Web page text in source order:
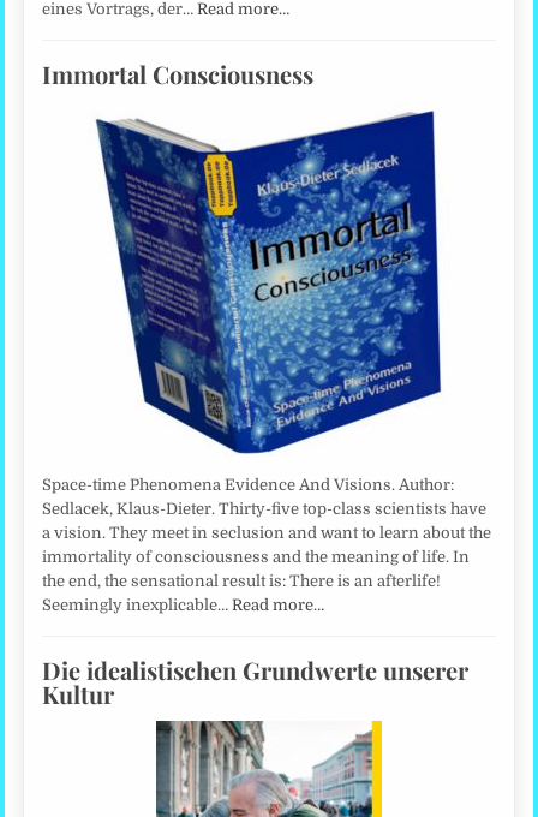
eines Vortrags, der…Read more…
Immortal Consciousness
Space-time Phenomena Evidence And Visions. Author:
Sedlacek, Klaus-Dieter. Thirty-five top-class scientists have
a vision. They meet in seclusion and want to learn about the
immortality of consciousness and the meaning of life. In
the end, the sensational result is: There is an afterlife!
Seemingly inexplicable…Read more…
Die idealistischen Grundwerte unserer
Kultur